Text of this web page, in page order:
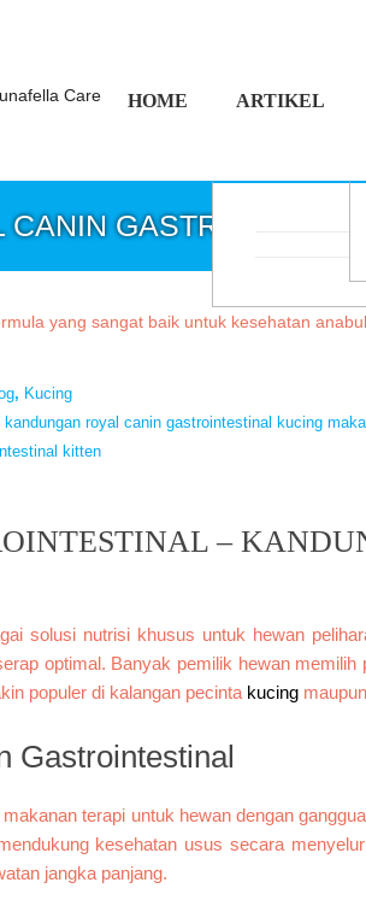
HOME ARTIKEL
CANIN
, Kucing
kandungan royal canin gastrointestinal kucing
kitten
–
solusi nutrisi khusus untuk hewan
optimal. Banyak pemilik hewan
populer di kalangan pecinta kucing maupun
Gastrointestinal
terapi untuk hewan dengan
kesehatan usus secara
jangka panjang.